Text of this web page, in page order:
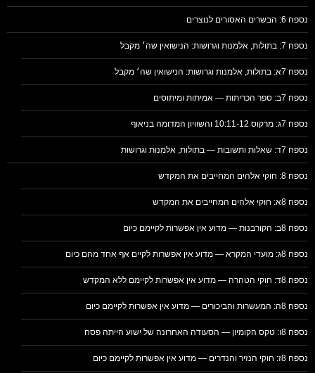
נספח 6: הבשרים האסורים לנוצרים
נספח 7: בתולות, אלמנות וגרושות: הנישואין שה׳ מקבל
נספח 7א: בתולות, אלמנות וגרושות: הנישואין שה׳ מקבל
נספח 7ב: ספר הכריתות — אמיתות ומיתוסים
נספח 7ג: מרקוס 10:11-12 והשוויון המדומה בניאוף
נספח 7ד: שאלות ותשובות — בתולות, אלמנות וגרושות
נספח 8: חוקי אלהים המחייבים את המקדש
נספח 8א: חוקי אלהים המחייבים את המקדש
נספח 8ב: הקורבנות — מדוע אין אפשרות לקיימם כיום
נספח 8ג: מועדי המקרא — מדוע אין אפשרות לקיים אף אחד מהם כיום
נספח 8ד: חוקי הטהרה — מדוע אין אפשרות לקיימם ללא המקדש
נספח 8ה: המעשרות והביכורים — מדוע אין אפשרות לקיימם כיום
נספח 8ו: טקס הקומיון — הסעודה האחרונה של ישוע הייתה פסח
נספח 8ז: חוקי הנזיר והנדרים — מדוע אין אפשרות לקיימם כיום